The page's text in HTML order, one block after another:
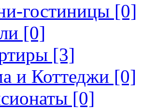
гостиницы [0]
[0]
[3]
и Коттеджи [0]
[0]